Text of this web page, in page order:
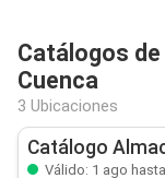
Catálogos
Cuenca
3 Ubicaciones
Catálogo
Válido: 1 ago